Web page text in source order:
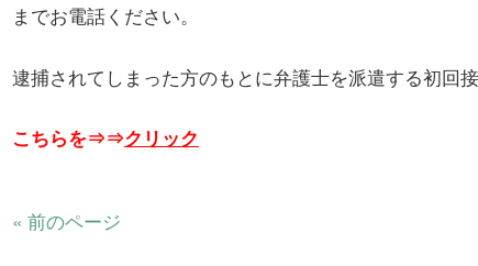
までお電話ください。
逮捕されてしまった方のもとに弁護士を派遣する初回
こちらを⇒⇒クリック
« 前のページ